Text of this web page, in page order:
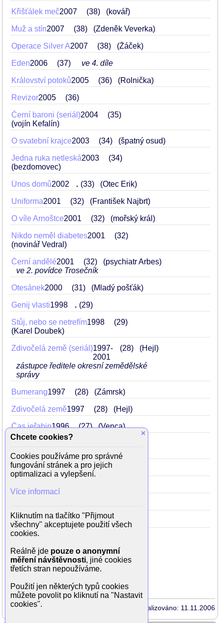
Křišťálek meč2007 38 (kovář)
Muž a stín2007 38 (Zdeněk Veverka)
Operace Silver A2007 38 (Žáček)
Eden2006 37 ve 4. díle
Království potoků2005 36 (Rolnička)
Revizor2005 36
Černí baroni (seriál)2004
35
(vojín Kefalín)
O svatební krajce2003 34 (špatný osud)
Jedna ruka netleská2003
34
(bezdomovec)
Únos domů2002 . 33 (Otec Erik)
Uniforma2001 32 (František Najbrt)
O víle Arnoštce2001 32 (mořský král)
Nikdo neměl diabetes2001
32
(novinář Vedral)
Černí andělé2001 32
(psychiatr Arbes)
ve 2. povídce Trosečník
Otesánek2000 31 (Mladý pošťák)
Genij vlasti1998 . 29
Stůj, nebo se netrefím1998
29
(Karel Doubek)
Zdivočelá země (seriál)1997-
2001
28 (Hejl)
zástupce ředitele okresní zemědělské
správy
Bumerang1997 28 (Zámrsk)
Zdivočelá země1997 28 (Hejl)
Čas jeřabin1996 27 (Venca)
(Edmund Babička)
Učitel tance1994 25 (Pardus)
Šakalí léta 1993
Růžový květ1992 23 (muzikant)
Rodinné vztahy
manželka Barbora Hrzánová
Aktualizováno: 11.11.2006
×
Chcete cookies?
Cookies používáme pro správné
fungování stránek a pro jejich
optimalizaci a vylepšení.
Více informací
Kliknutím na tlačítko "Přijmout
všechny" akceptujete použití všech
cookies.
Reálně jde pouze o anonymní
měření návštěvnosti, jiné cookies
třetích stran nepoužíváme.
Použití jen některých typů cookies
můžete povolit po kliknutí na "Nastavit
cookies".